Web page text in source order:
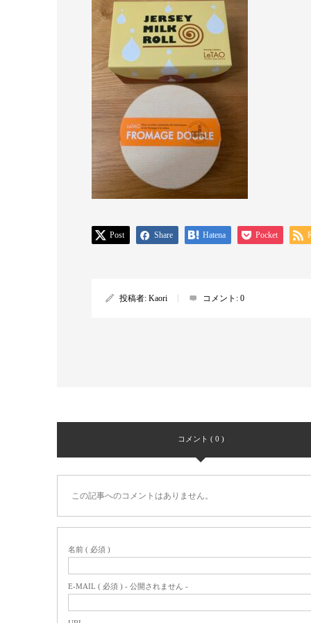
Post Share Hatena Pocket
投稿者: Kaori コメント: 0
コメント ( 0 )
この記事へのコメントはありません。
名前 ( 必須 )
E-MAIL ( 必須 ) - 公開されません -